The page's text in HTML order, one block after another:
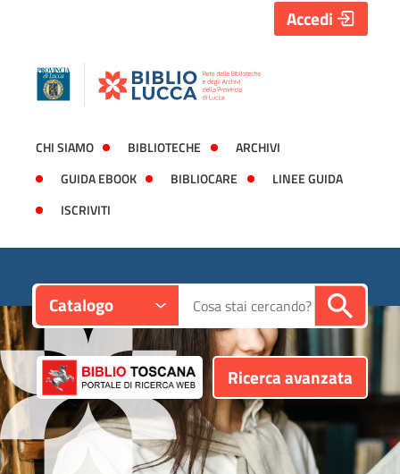
CHI SIAMO BIBLIOTECHE
ARCHIVI
GUIDA EBOOK
BIBLIOCARE
LINEE GUIDA
ISCRIVITI
Accedi
Catalogo Cerca su "Catalogo"
Ricerca avanzata